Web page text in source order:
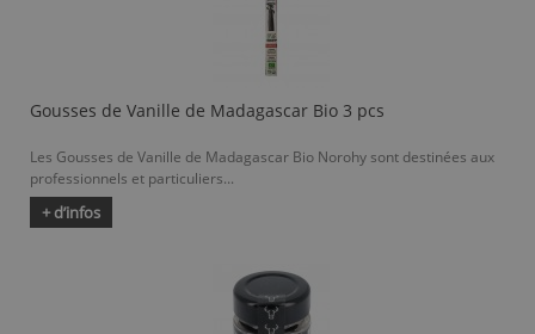
Gousses de Vanille de Madagascar Bio 3 pcs
Les Gousses de Vanille de Madagascar Bio Norohy sont destinées aux
professionnels et particuliers...
+ d’infos